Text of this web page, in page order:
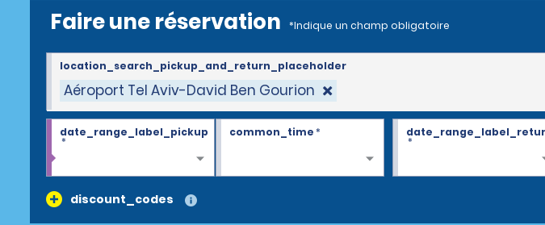
Faire une réservation *Indique un champ obligatoire
Aéroport Tel Aviv-David Ben Gourion
location_search_pickup_and_return_placeholder
date_range_label_pickup
*
common_time*
*
discount_codes